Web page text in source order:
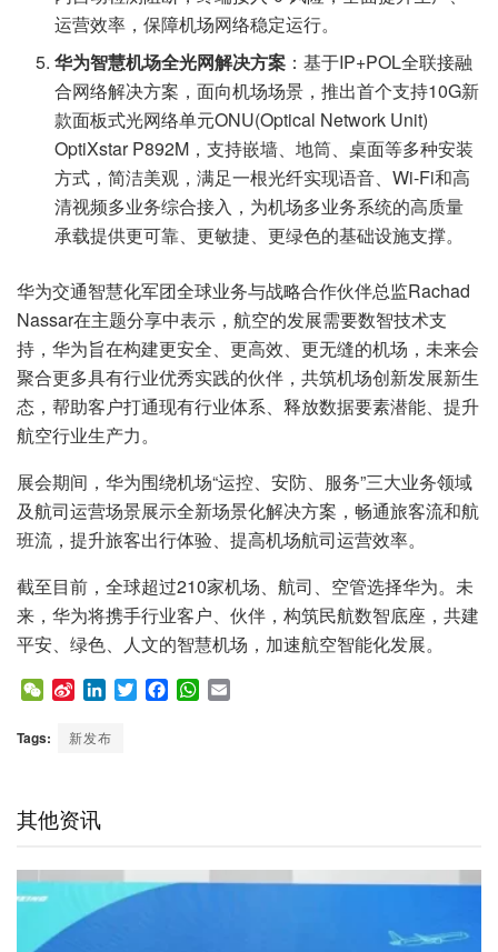
运营效率，保障机场网络稳定运行。
华为智慧机场全光网解决方案 ：基于IP+POL全联接融
合网络解决方案，面向机场场景，推出首个支持10G新
款面板式光网络单元ONU(Optical Network Unit)
OptiXstar P892M，支持嵌墙、地筒、桌面等多种安装
方式，简洁美观，满足一根光纤实现语音、Wi-Fi和高
清视频多业务综合接入，为机场多业务系统的高质量
承载提供更可靠、更敏捷、更绿色的基础设施支撑。
华为交通智慧化军团全球业务与战略合作伙伴总监Rachad
Nassar在主题分享中表示，航空的发展需要数智技术支
持，华为旨在构建更安全、更高效、更无缝的机场，未来会
聚合更多具有行业优秀实践的伙伴，共筑机场创新发展新生
态，帮助客户打通现有行业体系、释放数据要素潜能、提升
航空行业生产力。
展会期间，华为围绕机场“运控、安防、服务”三大业务领域
及航司运营场景展示全新场景化解决方案，畅通旅客流和航
班流，提升旅客出行体验、提高机场航司运营效率。
截至目前，全球超过210家机场、航司、空管选择华为。未
来，华为将携手行业客户、伙伴，构筑民航数智底座，共建
平安、绿色、人文的智慧机场，加速航空智能化发展。
W
C
S
n
i
o
L
n
T
F
W
Tags: 新发布
其他资讯